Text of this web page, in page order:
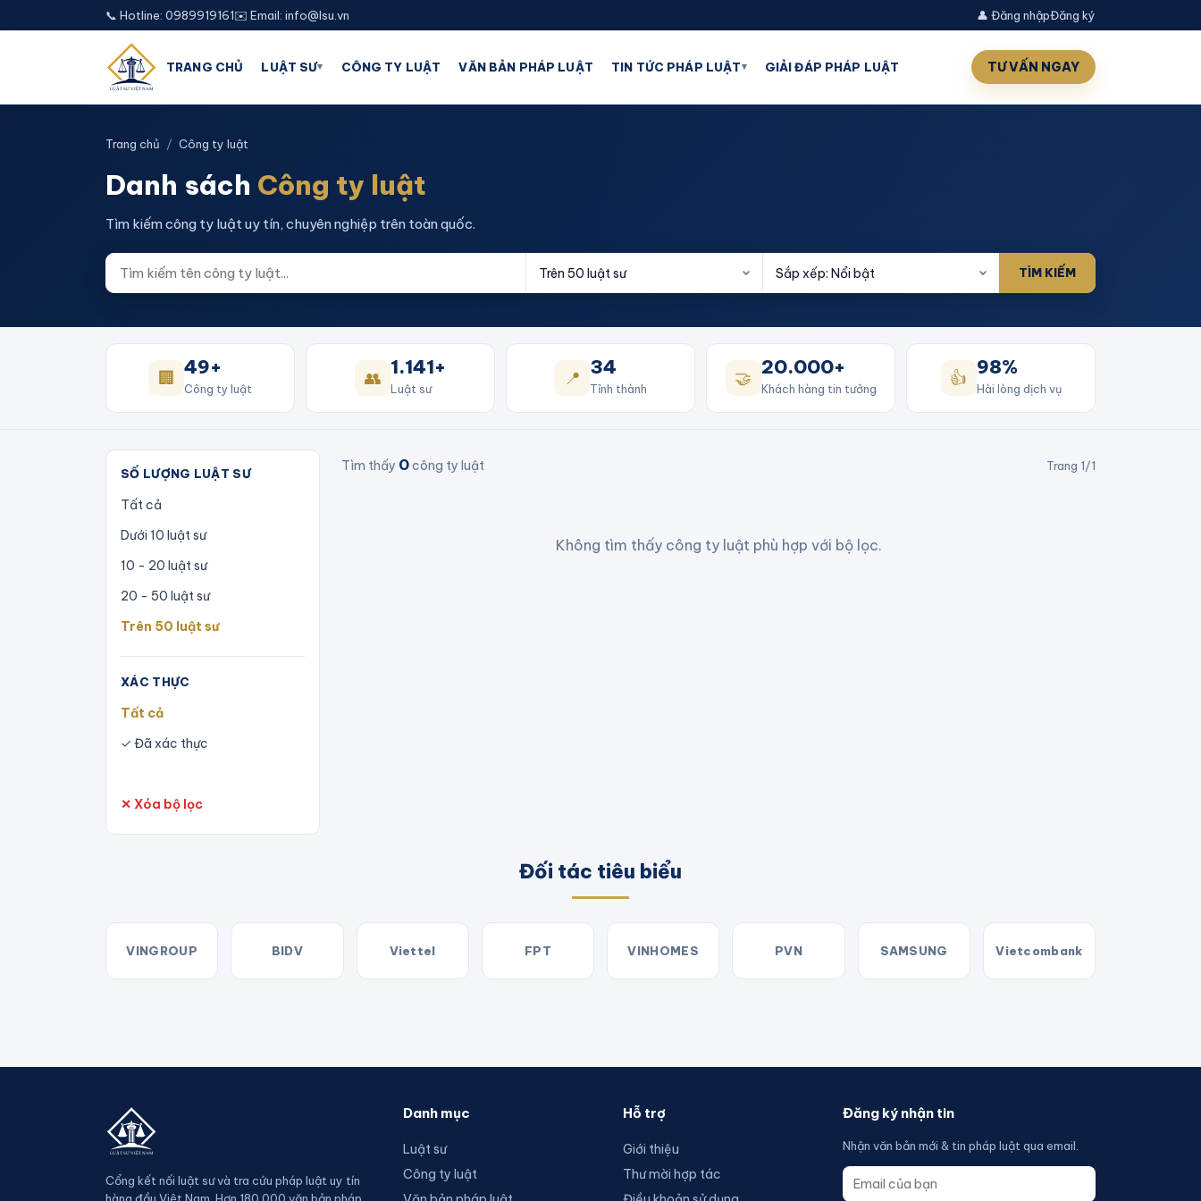
📞 Hotline: 0989919161✉️ Email: info@lsu.vn 👤 Đăng nhậpĐăng ký
TRANG CHỦ LUẬT SƯ▾ CÔNG TY LUẬT VĂN BẢN PHÁP LUẬT TIN TỨC PHÁP LUẬT▾ GIẢI ĐÁP PHÁP LUẬT TƯ VẤN NGAY
Trang chủ / Công ty luật
Danh sách Công ty luật
Tìm kiếm công ty luật uy tín, chuyên nghiệp trên toàn quốc.
TÌM KIẾM
🏢 49+
Công ty luật 👥 1.141+
Luật sư 📍 34
Tỉnh thành 🤝 20.000+
Khách hàng tin tưởng 👍 98%
Hài lòng dịch vụ
SỐ LƯỢNG LUẬT SƯ
Tất cả
Dưới 10 luật sư
10 - 20 luật sư
20 - 50 luật sư
Trên 50 luật sư
XÁC THỰC
Tất cả
✓ Đã xác thực
✕ Xóa bộ lọc
Tìm thấy 0công ty luật Trang 1/1
Không tìm thấy công ty luật phù hợp với bộ lọc.
Đối tác tiêu biểu
VINGROUP BIDV Viettel FPT VINHOMES PVN SAMSUNG Vietcombank
Cổng kết nối luật sư và tra cứu pháp luật uy tín
Danh mục
Luật sư
Công ty luật
Hỗ trợ
Giới thiệu
Thư mời hợp tác
Đăng ký nhận tin
Nhận văn bản mới & tin pháp luật qua email.